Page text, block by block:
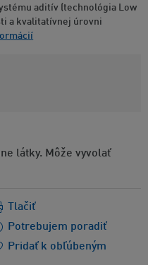
aditív (technológia Low
a kvalitatívnej úrovni
látky. Môže vyvolať
Potrebujem poradiť
Tlačiť
Pridať k obľúbeným